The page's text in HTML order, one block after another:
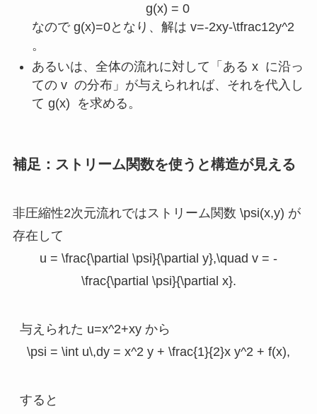
g(x) = 0
なので g(x)=0となり、解は v=-2xy-\tfrac12y^2
。
あるいは、全体の流れに対して「ある xに沿っ
ての vの分布」が与えられれば、それを代入し
て g(x) を求める。
補足：ストリーム関数を使うと構造が見える
非圧縮性2次元流れではストリーム関数 \psi(x,y) が
存在して
u = \frac{\partial \psi}{\partial y},\quad v = -
\frac{\partial \psi}{\partial x}.
与えられた u=x^2+xyから
\psi = \int u\,dy = x^2 y + \frac{1}{2}x y^2 + f(x),
すると